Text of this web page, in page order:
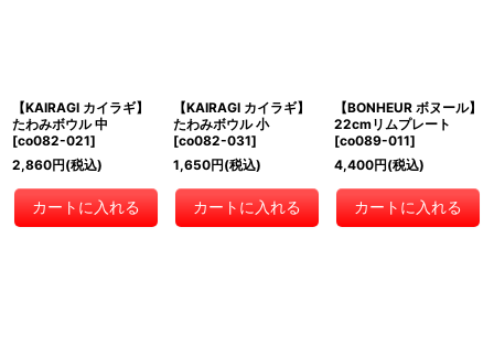
【KAIRAGI カイラギ】
たわみボウル 中
[co082-021]
2,860円(税込)
カートに入れる
【KAIRAGI カイラギ】
たわみボウル 小
[co082-031]
1,650円(税込)
カートに入れる
【BONHEUR ボヌール】
22cmリムプレート
[co089-011]
4,400円(税込)
カートに入れる